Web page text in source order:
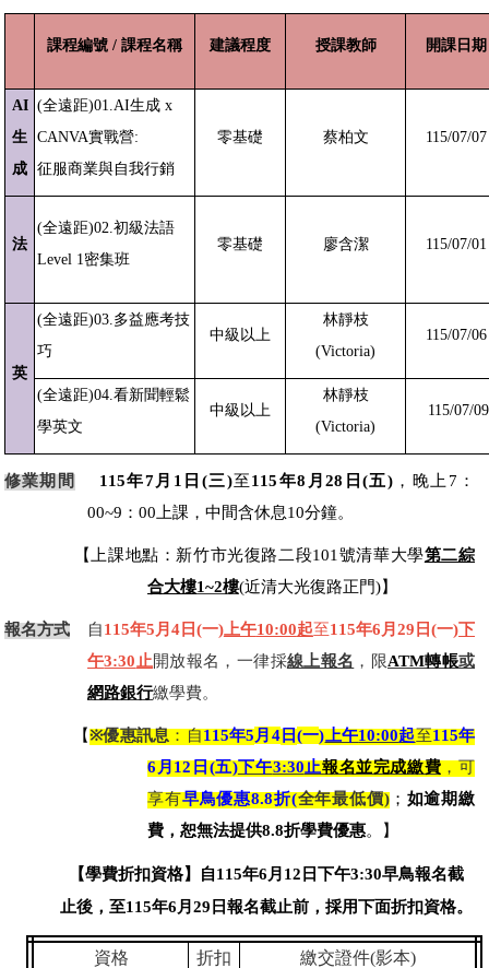
課程編號 / 課程名稱 建議程度 授課教師 開課日期
AI
生
成
(全遠距)01.AI生成 x
CANVA實戰營:
征服商業與自我行銷
零基礎 蔡柏文 115/07/07
法
(全遠距)02.初級法語
Level 1密集班
零基礎 廖含潔 115/07/01
英
(全遠距)03.多益應考技
巧
中級以上
林靜枝
(Victoria)
115/07/06
(全遠距)04.看新聞輕鬆
學英文
中級以上
林靜枝
(Victoria)
115/07/09
修業期間 115年7月 1 日 (三)至115年8 月28 日(五)，晚上 7 ：
00~9 ： 00 上課，中間含休息10分鐘。
【上課地點：新竹市光復路二段101 號清華大學第二綜
合大樓1~2樓(近清大光復路正門)】
報名方式 自115年5 月 4日(一)上午10:00起至115年6 月 29 日(一)下
午3:30 止開放報名，一律採線上報名 ，限ATM轉帳或
網路銀行繳學費。
【※優惠訊息 ：自115年5 月 4日(一) 上午10:00起至115年
6 月 12 日 (五)下午3:30 止報名並完成繳費 ，可
享有早鳥優惠8.8折(全年最低價)； 如逾期繳
費，恕無法提供8.8折學費優惠。】
【學費折扣資格】
自115年6月12日下午3:30早鳥報名截
止後，至115年6月29日報名截止前，採用下面折扣資格。
資格 折扣 繳交證件(影本)